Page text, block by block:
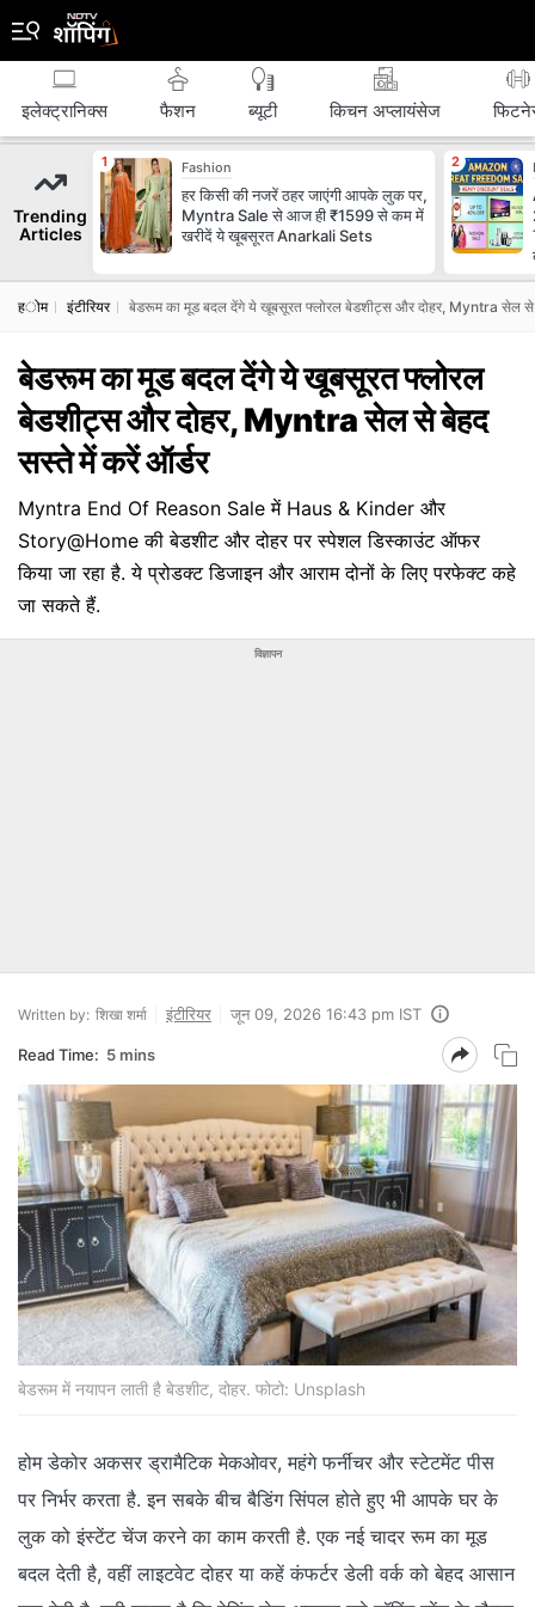
इलेक्ट्रानिक्स फैशन ब्‍यूटी किचन अप्लायंसेज
Trending
Articles
Fashion
हर किसी की नजरें ठहर जाएंगी आपके लुक पर,
Myntra Sale से आज ही ₹1599 से कम में
खरीदें ये खूबसूरत Anarkali Sets
होम इंटीरियर बेडरूम का मूड बदल देंगे ये खूबसूरत फ्लोरल बेडशीट्स और दोहर, Myntra सेल से
बेडरूम का मूड बदल देंगे ये खूबसूरत फ्लोरल
बेडशीट्स और दोहर, Myntra सेल से बेहद
सस्ते में करें ऑर्डर
Myntra End Of Reason Sale में Haus & Kinder और
Story@Home की बेडशीट और दोहर पर स्‍पेशल डिस्‍काउंट ऑफर
किया जा रहा है. ये प्रोडक्ट डिजाइन और आराम दोनों के लिए परफेक्‍ट कहे
जा सकते हैं.
विज्ञापन
Written by: शिखा शर्मा इंटीरियर जून 09, 2026 16:43 pm IST
Read Time: 5 mins
बेडरूम में नयापन लाती है बेडशीट, दोहर. फोटो: Unsplash
होम डेकोर अकसर ड्रामैटिक मेकओवर, महंगे फर्नीचर और स्‍टेटमेंट पीस
पर निर्भर करता है. इन सबके बीच बैडिंग सिंपल होते हुए भी आपके घर के
लुक को इंस्‍टेंट चेंज करने का काम करती है. एक नई चादर रूम का मूड
बदल देती है, वहीं लाइटवेट दोहर या कहें कंफर्टर डेली वर्क को बेहद आसान